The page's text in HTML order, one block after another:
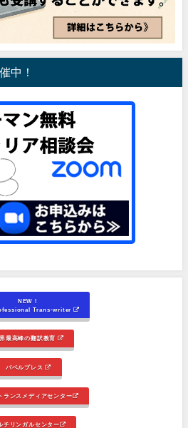
中！
NEW！
Trans-writer
最高峰の翻訳教育
バベルプレス
ランスメディアセンター
チリンガルセンター